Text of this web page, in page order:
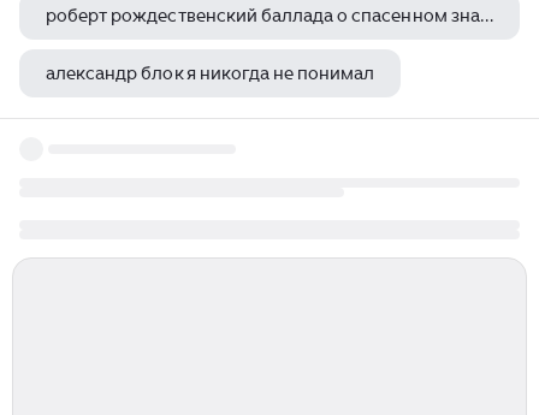
роберт рождественский баллада о спасенном знамени
александр блок я никогда не понимал